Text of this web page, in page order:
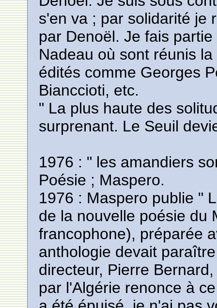
s'en va ; par solidarité je
par Denoël. Je fais
Nadeau où sont réunis
édités comme Georges
Bianccioti, etc.
" La plus haute des
surprenant. Le Seuil
1976 : " les amandiers
Poésie ; Maspero.
1976 : Maspero publie "
de la nouvelle poésie du
francophone), préparée
anthologie devait
directeur, Pierre
par l'Algérie renonce à